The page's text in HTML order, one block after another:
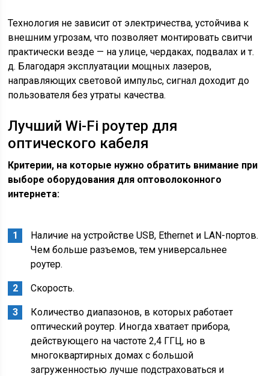
Технология не зависит от электричества, устойчива к
внешним угрозам, что позволяет монтировать свитчи
практически везде — на улице, чердаках, подвалах и т.
д. Благодаря эксплуатации мощных лазеров,
направляющих световой импульс, сигнал доходит до
пользователя без утраты качества.
Лучший Wi-Fi роутер для
оптического кабеля
Критерии, на которые нужно обратить внимание при
выборе оборудования для оптоволоконного
интернета:
Наличие на устройстве USB, Ethernet и LAN-портов.
Чем больше разъемов, тем универсальнее
роутер.
Скорость.
Количество диапазонов, в которых работает
оптический роутер. Иногда хватает прибора,
действующего на частоте 2,4 ГГЦ, но в
многоквартирных домах с большой
загруженностью лучше подстраховаться и